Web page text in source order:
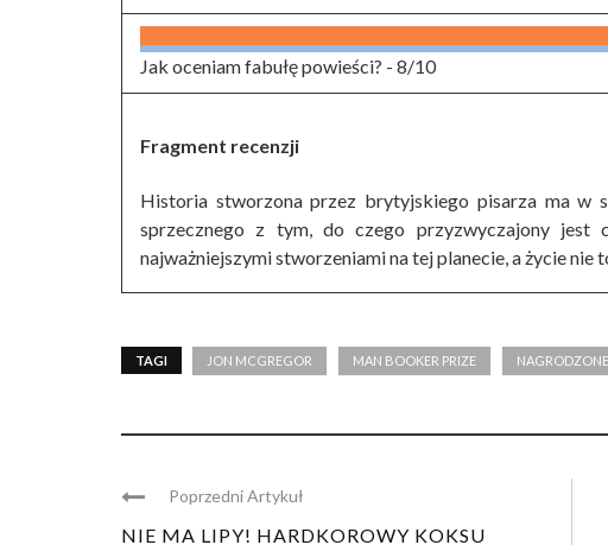
Jak oceniam fabułę powieści? - 8/10
Fragment recenzji
Historia stworzona przez brytyjskiego pisarza ma w
sprzecznego z tym, do czego przyzwyczajony jest
najważniejszymi stworzeniami na tej planecie, a życie nie
TAGI JON MCGREGOR MAN BOOKER PRIZE
Poprzedni Artykuł
NIE MA LIPY! HARDKOROWY KOKSU